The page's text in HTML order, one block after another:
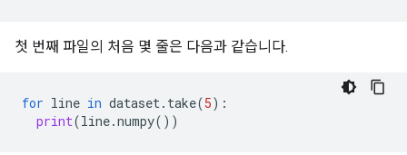
첫 번째 파일의 처음 몇 줄은 다음과 같습니다.
for line in dataset. take(5):
print(line.numpy())